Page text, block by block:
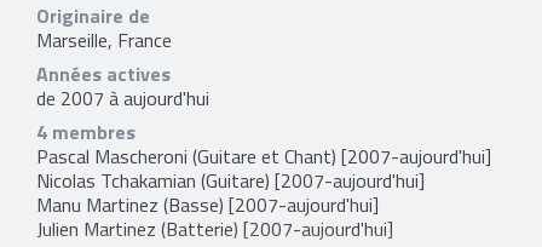
Originaire de
Marseille, France
Années actives
de 2007 à aujourd'hui
4 membres
Pascal Mascheroni (Guitare et Chant) [2007-aujourd'hui]
Nicolas Tchakamian (Guitare) [2007-aujourd'hui]
Manu Martinez (Basse) [2007-aujourd'hui]
Julien Martinez (Batterie) [2007-aujourd'hui]